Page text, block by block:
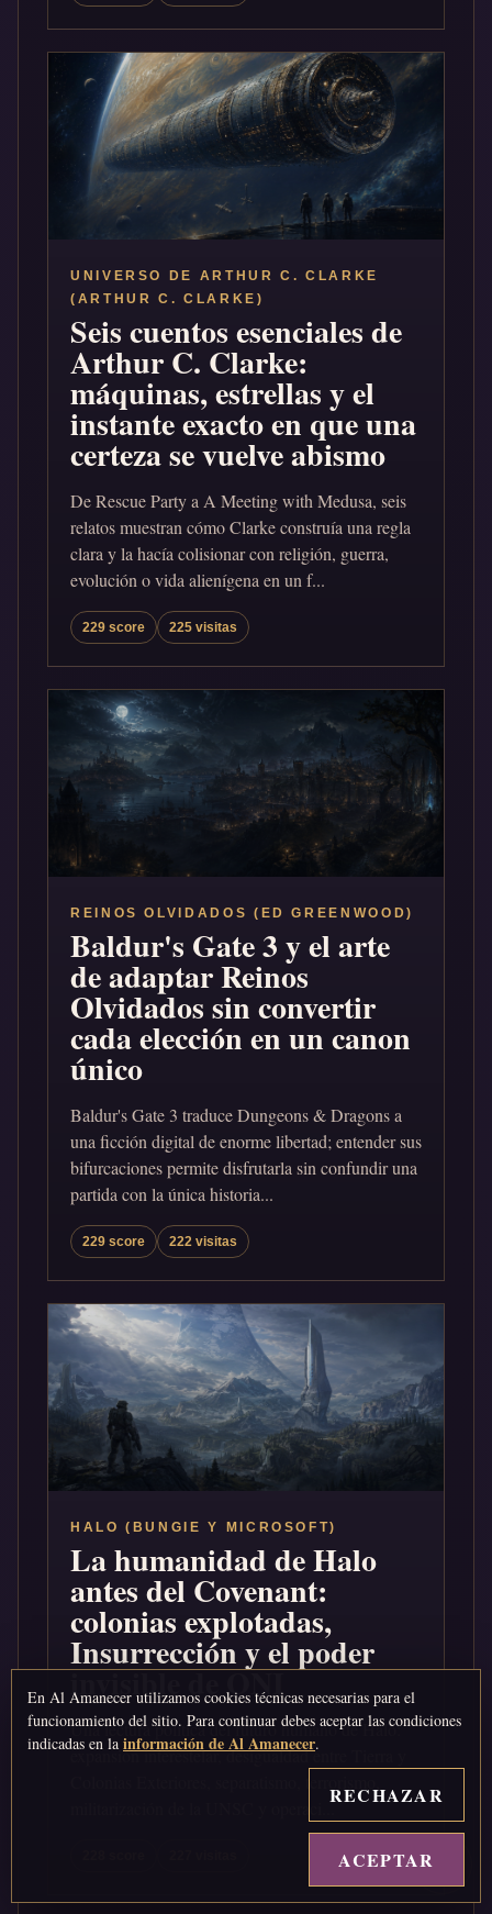
UNIVERSO DE ARTHUR C. CLARKE
(ARTHUR C. CLARKE)
Seis cuentos esenciales de
Arthur C. Clarke:
máquinas, estrellas y el
instante exacto en que una
certeza se vuelve abismo
De Rescue Party a A Meeting with Medusa, seis
relatos muestran cómo Clarke construía una regla
clara y la hacía colisionar con religión, guerra,
evolución o vida alienígena en un f...
229 score 225 visitas
REINOS OLVIDADOS (ED GREENWOOD)
Baldur's Gate 3 y el arte
de adaptar Reinos
Olvidados sin convertir
cada elección en un canon
único
Baldur's Gate 3 traduce Dungeons & Dragons a
una ficción digital de enorme libertad; entender sus
bifurcaciones permite disfrutarla sin confundir una
partida con la única historia...
229 score 222 visitas
HALO (BUNGIE Y MICROSOFT)
La humanidad de Halo
antes del Covenant:
colonias explotadas,
Insurrección y el poder
invisible de ONI
Una lectura política del futuro humano de Halo:
expansión interestelar, desigualdad entre Tierra y
militarización de la UNSC y operaci...
En Al Amanecer utilizamos cookies técnicas necesarias para el
funcionamiento del sitio. Para continuar debes aceptar las condiciones
indicadas en la información de Al Amanecer.
RECHAZAR
ACEPTAR